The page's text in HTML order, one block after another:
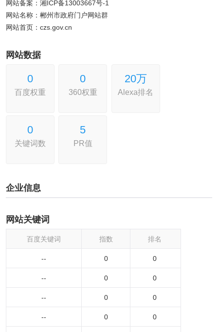
网站备案：湘ICP备13003667号-1
网站名称：郴州市政府门户网站群
网站首页：czs.gov.cn
网站数据
0
百度权重
0
360权重
20万
Alexa排名
0
关键词数
5
PR值
企业信息
网站关键词
百度关键词 指数 排名
-- 0 0
-- 0 0
-- 0 0
-- 0 0